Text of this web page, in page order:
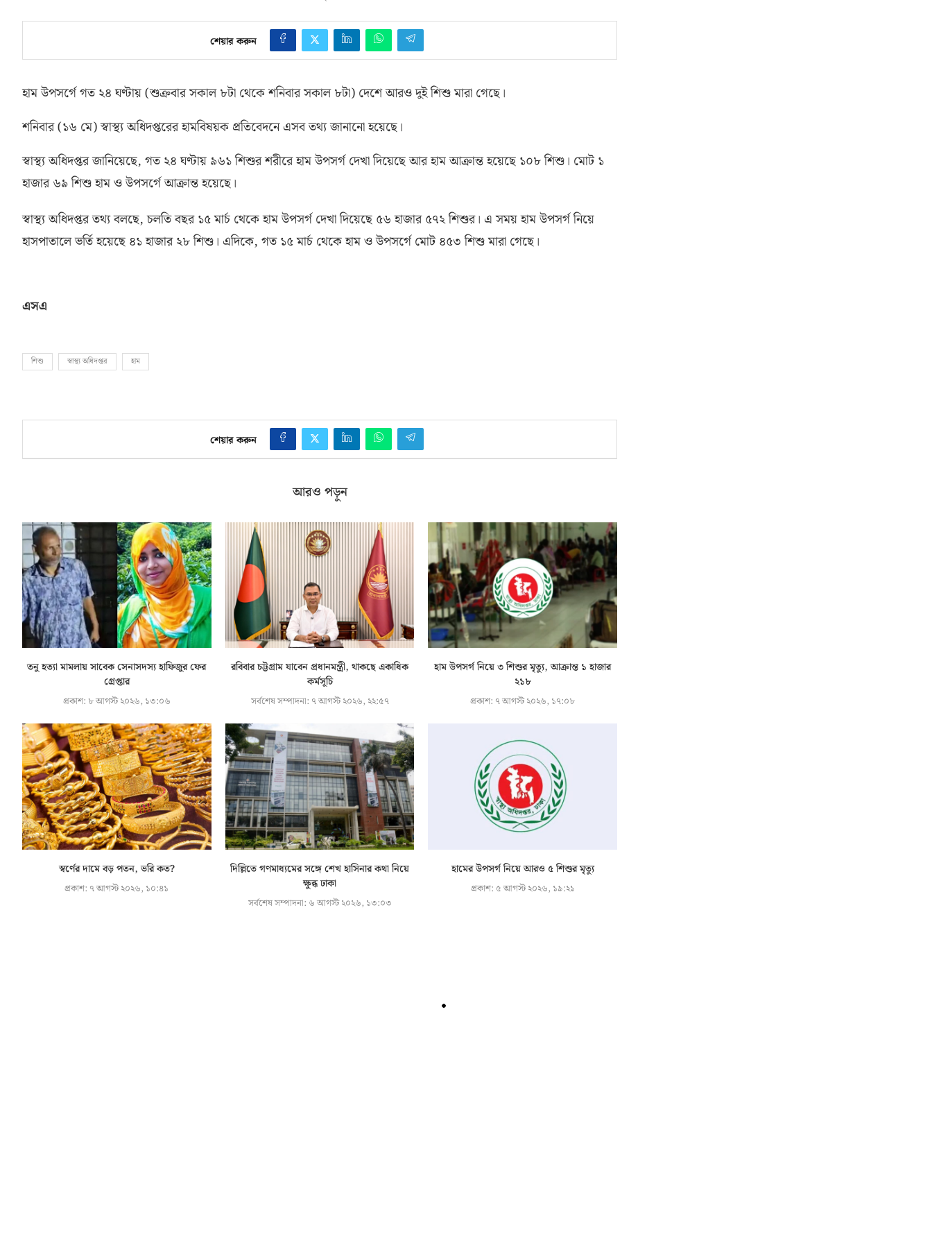
শেয়ার করুন
হাম উপসর্গে গত ২৪ ঘণ্টায়(শুক্রবার সকাল ৮টা থেকে শনিবার সকাল ৮টা) দেশে আরও দুই শিশু মারা গেছে।
শনিবার(১৬ মে)স্বাস্থ্য অধিদপ্তরের হামবিষয়ক প্রতিবেদনে এসব তথ্য জানানো হয়েছে।
স্বাস্থ্য অধিদপ্তর জানিয়েছে, গত ২৪ ঘণ্টায় ৯৬১ শিশুর শরীরে হাম উপসর্গ দেখা দিয়েছে আর হাম আক্রান্ত হয়েছে ১০৮ শিশু। মোট ১
হাজার ৬৯ শিশু হাম ও উপসর্গে আক্রান্ত হয়েছে।
স্বাস্থ্য অধিদপ্তর তথ্য বলছে, চলতি বছর ১৫ মার্চ থেকে হাম উপসর্গ দেখা দিয়েছে ৫৬ হাজার ৫৭২ শিশুর। এ সময় হাম উপসর্গ নিয়ে
হাসপাতালে ভর্তি হয়েছে ৪১ হাজার ২৮ শিশু। এদিকে, গত ১৫ মার্চ থেকে হাম ও উপসর্গে মোট ৪৫৩ শিশু মারা গেছে।
এসএ
শিশু স্বাস্থ্য অধিদপ্তর হাম
শেয়ার করুন
আরও পড়ুন
তনু হত্যা মামলায় সাবেক সেনাসদস্য হাফিজুর ফের
গ্রেপ্তার
প্রকাশ: ৮ আগস্ট ২০২৬, ১৩:০৬
রবিবার চট্টগ্রাম যাবেন প্রধানমন্ত্রী, থাকছে একাধিক
কর্মসূচি
সর্বশেষ সম্পাদনা: ৭ আগস্ট ২০২৬, ২২:৫৭
হাম উপসর্গ নিয়ে ৩ শিশুর মৃত্যু, আক্রান্ত ১ হাজার
২১৮
প্রকাশ: ৭ আগস্ট ২০২৬, ১৭:০৮
স্বর্ণের দামে বড় পতন, ভরি কত?
প্রকাশ: ৭ আগস্ট ২০২৬, ১০:৪১
দিল্লিতে গণমাধ্যমের সঙ্গে শেখ হাসিনার কথা নিয়ে
ক্ষুব্ধ ঢাকা
সর্বশেষ সম্পাদনা: ৬ আগস্ট ২০২৬, ১৩:০৩
হামের উপসর্গ নিয়ে আরও ৫ শিশুর মৃত্যু
প্রকাশ: ৫ আগস্ট ২০২৬, ১৯:২১